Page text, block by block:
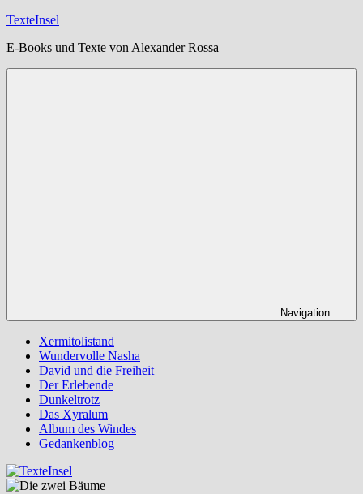
Zum
springen
TexteInsel
E-Books und Texte von Alexander Rossa
Navigation
Xermitolistand
Wundervolle Nasha
David und die Freiheit
Der Erlebende
Dunkeltrotz
Das Xyralum
Album des Windes
Gedankenblog